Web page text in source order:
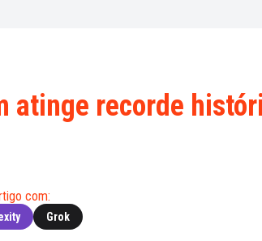
Notícias
Web3
Notícias das
Celebridades
XRP
(XRP)
atinge recorde
com:
Grok